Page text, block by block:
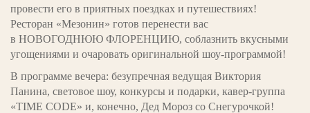
провести его в приятных поездках и путешествиях!
Ресторан «Мезонин» готов перенести вас
в НОВОГОДНЮЮ ФЛОРЕНЦИЮ, соблазнить вкусными
угощениями и очаровать оригинальной шоу-программой!
В программе вечера: безупречная ведущая Виктория
Панина, световое шоу, конкурсы и подарки, кавер-группа
«TIME CODE» и, конечно, Дед Мороз со Снегурочкой!